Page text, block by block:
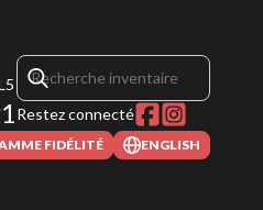
Restez connecté
FIDÉLITÉ ENGLISH